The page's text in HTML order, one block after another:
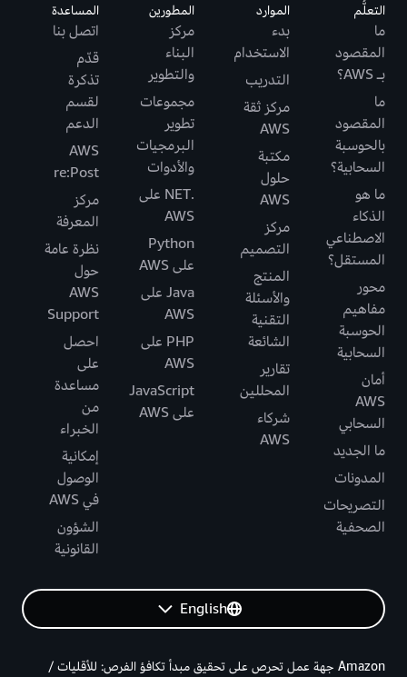
التعلُّم
ما
المقصود
بـ AWS؟
ما
المقصود
بالحوسبة
السحابية؟
ما هو
الذكاء
الاصطناعي
المستقل؟
محور
مفاهيم
الحوسبة
السحابية
أمان
AWS
السحابي
ما الجديد
المدونات
التصريحات
الصحفية
الموارد
بدء
الاستخدام
التدريب
مركز ثقة
AWS
مكتبة
حلول
AWS
مركز
التصميم
المنتج
والأسئلة
التقنية
الشائعة
تقارير
المحللين
شركاء
AWS
المطورين
مركز
البناء
والتطوير
مجموعات
تطوير
البرمجيات
والأدوات
.NET على
AWS
Python
على AWS
Java على
AWS
PHP على
AWS
JavaScript
على AWS
المساعدة
اتصل بنا
قدّم
تذكرة
لقسم
الدعم
AWS
re:Post
مركز
المعرفة
نظرة عامة
حول
AWS
Support
احصل
على
مساعدة
من
الخبراء
إمكانية
الوصول
في AWS
الشؤون
القانونية
English
Amazon جهة عمل تحرص على تحقيق مبدأ تكافؤ الفرص: للأقليات /